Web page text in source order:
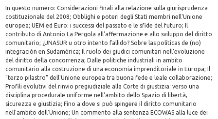
In questo numero: Considerazioni finali alla relazione sulla giurisprudenza
costituzionale del 2008; Obblighi e poteri degli Stati membri nell'Unione
europea; UEM ed Euro: i successi del passato e le sfide del futuro; Il
contributo di Antonio La Pergola all'affermazione e allo sviluppo del diritto
comunitario; ¿UNASUR u otro intento fallido? Sobre las políticas de (no)
integración en Sudamérica; Il ruolo dei giudici comunitari nell'evoluzione
del diritto della concorrenza; Dalle politiche industriali in ambito
comunitario alla costruzione di una economia imprenditoriale in Europa; Il
"terzo pilastro" dell'Unione europea tra buona fede e leale collaborazione;
Profili evolutivi del rinvio pregiudiziale alla Corte di giustizia: verso una
disciplina procedurale uniforme nell'ambito dello Spazio di libertà,
sicurezza e giustizia; Fino a dove si può spingere il diritto comunitario
nell'ambito dell'Unione; Un commento alla sentenza ECOWAS alla luce dei